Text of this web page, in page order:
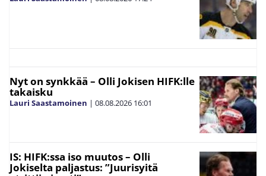
Nyt on synkkää – Olli Jokisen HIFK:lle
takaisku
Lauri Saastamoinen | 08.08.2026 16:01
IS: HIFK:ssa iso muutos – Olli
Jokiselta paljastus: ”Juurisyitä